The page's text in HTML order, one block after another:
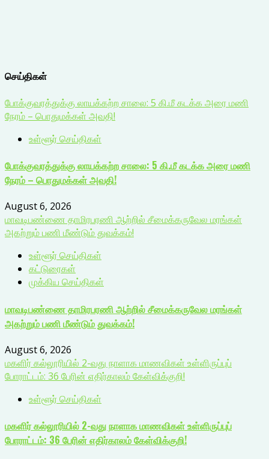
செய்திகள்
போக்குவரத்துக்கு லாயக்கற்ற சாலை: 5 கி.மீ கடக்க அரை மணி
நேரம் – பொதுமக்கள் அவதி!
உள்ளூர் செய்திகள்
போக்குவரத்துக்கு லாயக்கற்ற சாலை: 5 கி.மீ கடக்க அரை மணி
நேரம் – பொதுமக்கள் அவதி!
August 6, 2026
மாவடிபண்ணை தாமிரபரணி ஆற்றில் சீமைக்கருவேல மரங்கள்
அகற்றும் பணி மீண்டும் துவக்கம்!
உள்ளூர் செய்திகள்
கட்டுரைகள்
முக்கிய செய்திகள்
மாவடிபண்ணை தாமிரபரணி ஆற்றில் சீமைக்கருவேல மரங்கள்
அகற்றும் பணி மீண்டும் துவக்கம்!
August 6, 2026
மகளிர் கல்லூரியில் 2-வது நாளாக மாணவிகள் உள்ளிருப்புப்
போராட்டம்: 36 பேரின் எதிர்காலம் கேள்விக்குறி!
உள்ளூர் செய்திகள்
மகளிர் கல்லூரியில் 2-வது நாளாக மாணவிகள் உள்ளிருப்புப்
போராட்டம்: 36 பேரின் எதிர்காலம் கேள்விக்குறி!